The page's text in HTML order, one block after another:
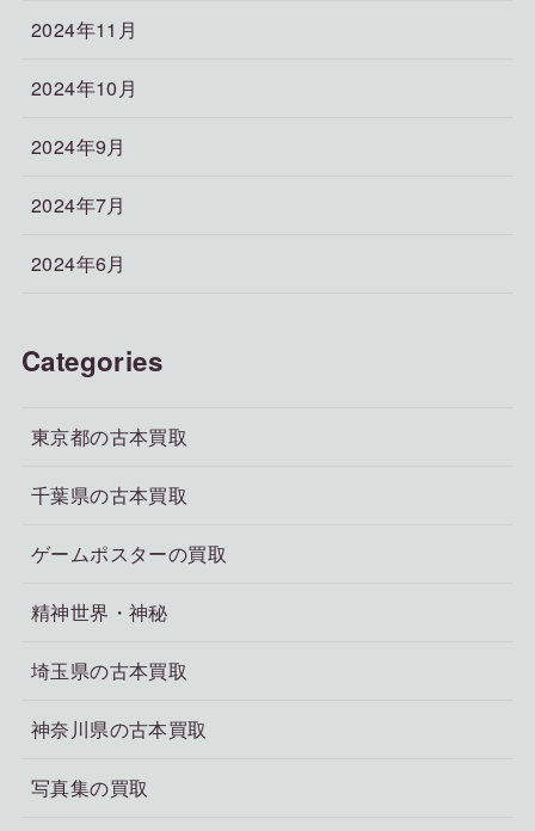
2024年11月
2024年10月
2024年9月
2024年7月
2024年6月
Categories
東京都の古本買取
千葉県の古本買取
ゲームポスターの買取
精神世界・神秘
埼玉県の古本買取
神奈川県の古本買取
写真集の買取